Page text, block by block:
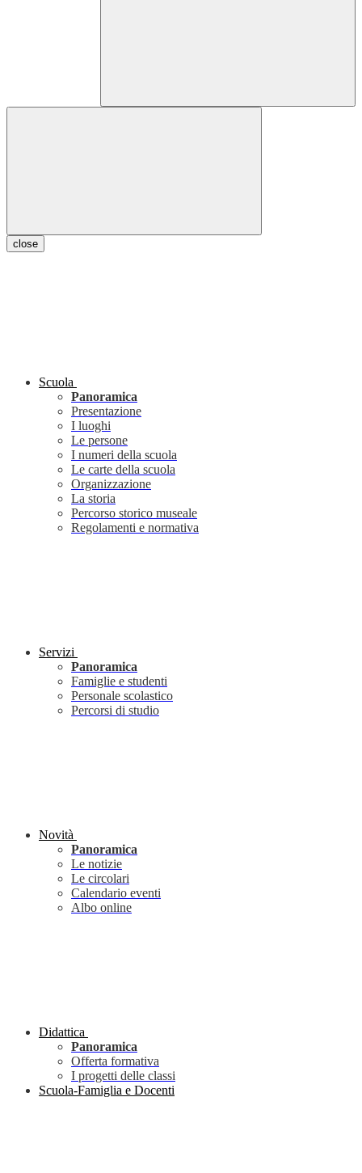
close
Scuola
Panoramica
Presentazione
I luoghi
Le persone
I numeri della scuola
Le carte della scuola
Organizzazione
La storia
Percorso storico museale
Regolamenti e normativa
Servizi
Panoramica
Famiglie e studenti
Personale scolastico
Percorsi di studio
Novità
Panoramica
Le notizie
Le circolari
Calendario eventi
Albo online
Didattica
Panoramica
Offerta formativa
I progetti delle classi
Scuola-Famiglia e Docenti